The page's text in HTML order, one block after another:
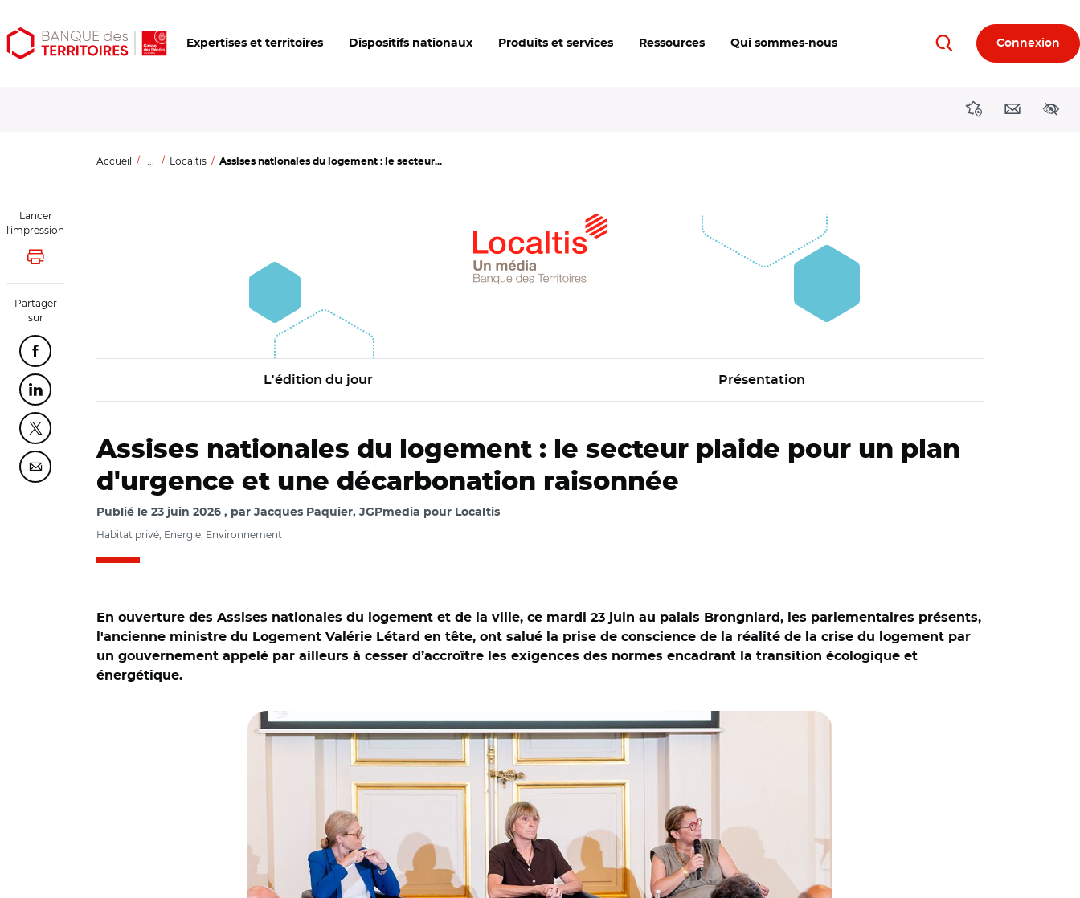
Aller
au
Aller
au
Ouvrir
les
Expertises et territoires Dispositifs nationaux Produits et services Ressources Qui sommes-nous RechercherConnexion
DirectionsContact
Accueil ... Localtis Assises nationales du logement : le secteur...
L'édition du jour Présentation
Lancer
l'impression
Lancer l'impression
Partager
sur
Partager cette page sur Facebook
Partager cette page sur Linkedin
Partager cette page sur Twitter
Partager cette page sur Courriel
Assises nationales du logement : le secteur plaide pour un plan
d'urgence et une décarbonation raisonnée
Publié le 23 juin 2026 par Jacques Paquier, JGPmedia pour Localtis
Habitat privé, Energie, Environnement
En ouverture des Assises nationales du logement et de la ville, ce mardi 23 juin au palais Brongniard, les parlementaires présents,
l'ancienne ministre du Logement Valérie Létard en tête, ont salué la prise de conscience de la réalité de la crise du logement par
un gouvernement appelé par ailleurs à cesser d’accroître les exigences des normes encadrant la transition écologique et
énergétique.